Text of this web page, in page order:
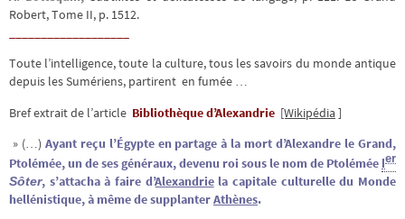
Robert, Tome II, p. 1512.
Toute l’intelligence, toute la culture, tous les savoirs du monde antique
depuis les Sumériens, partirent en fumée …
Bref extrait de l’article Bibliothèque d’Alexandrie [Wikipédia]
» (…) Ayant reçu l’Égypte en partage à la mort d’Alexandre le Grand,
Ptolémée, un de ses généraux, devenu roi sous le nom de Ptolémée Ier
Sôter, s’attacha à faire d’Alexandriela capitale culturelle du Monde
hellénistique, à même de supplanterAthènes.